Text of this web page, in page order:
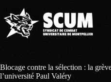
contenu
Blocage contre la sélection : la
l’université Paul Valéry